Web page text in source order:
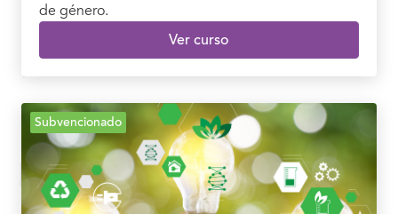
de género.
Ver curso
Subvencionado